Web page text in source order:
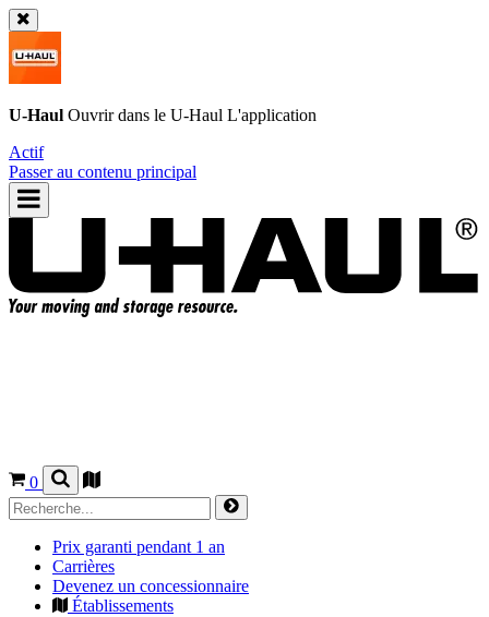
U-Haul Ouvrir dans le U-Haul L'application
Actif
Passer au contenu principal
0
Prix garanti pendant 1 an
Carrières
Devenez un concessionnaire
Établissements